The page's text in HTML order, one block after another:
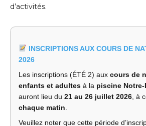
d’activités.
INSCRIPTIONS AUX COURS DE
2026
Les inscriptions (ÉTÉ 2) aux cours de
enfants et adultes à la piscine Notre-
auront lieu du 21 au 26 juillet 2026 , à
chaque matin
Veuillez noter que cette période